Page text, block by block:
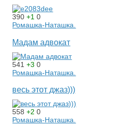
390+10
Ромашка-Наташка.
Мадам адвокат
541+30
Ромашка-Наташка.
весь этот джаз)))
558+20
Ромашка-Наташка.